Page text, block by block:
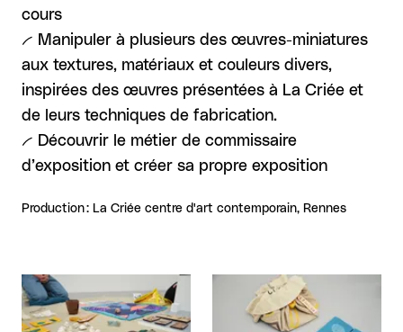
cours
-- Manipuler à plusieurs des œuvres-miniatures
aux textures, matériaux et couleurs divers,
inspirées des œuvres présentées à La Criée et
de leurs techniques de fabrication.
-- Découvrir le métier de commissaire
d’exposition et créer sa propre exposition
Production : La Criée centre d'art contemporain, Rennes
Agrandir Agrandir